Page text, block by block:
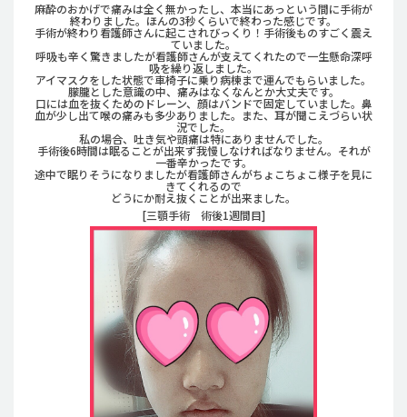
麻酔のおかげで痛みは全く無かったし、本当にあっという間に手術が
終わりました。ほんの3秒くらいで終わった感じです。
手術が終わり看護師さんに起こされびっくり！手術後ものすごく震え
ていました。
呼吸も辛く驚きましたが看護師さんが支えてくれたので一生懸命深呼
吸を繰り返しました。
アイマスクをした状態で車椅子に乗り病棟まで運んでもらいました。
朦朧とした意識の中、痛みはなくなんとか大丈夫です。
口には血を抜くためのドレーン、顔はバンドで固定していました。鼻
血が少し出て喉の痛みも多少ありました。また、耳が聞こえづらい状
況でした。
私の場合、吐き気や頭痛は特にありませんでした。
手術後6時間は眠ることが出来ず我慢しなければなりません。それが
一番辛かったです。
途中で眠りそうになりましたが看護師さんがちょこちょこ様子を見に
きてくれるので
どうにか耐え抜くことが出来ました。
[三顎手術 術後1週間目]